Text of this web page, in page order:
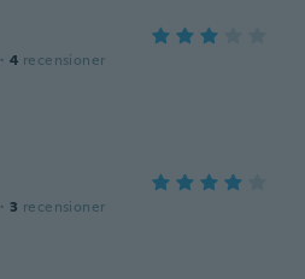
· 4 recensioner
· 3 recensioner